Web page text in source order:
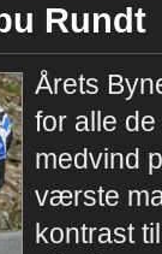
Rundt
Årets
for alle
medvind
værste
kontrast